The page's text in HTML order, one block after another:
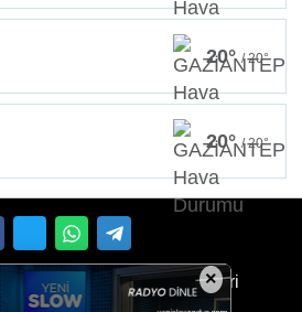
20° / 20°
20° / 20°
Çerez Politikası Gizlilik İlkeleri
×